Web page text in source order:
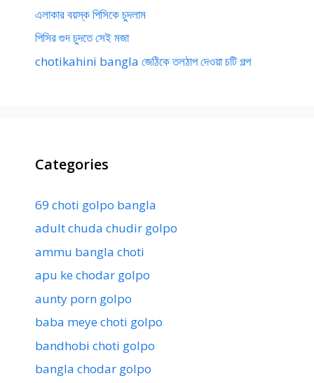
এলাকার বয়স্ক পিসিকে চুদলাম
পিসির গুদ চুদতে সেই মজা
chotikahini bangla জেঠিকে তলঠাপ দেওয়া চটি গল্প
Categories
69 choti golpo bangla
adult chuda chudir golpo
ammu bangla choti
apu ke chodar golpo
aunty porn golpo
baba meye choti golpo
bandhobi choti golpo
bangla chodar golpo